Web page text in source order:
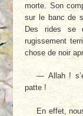
morte. Son
sur le banc de
Des rides se
rugissement
chose de noir
— Allah !
patte !
En effet,